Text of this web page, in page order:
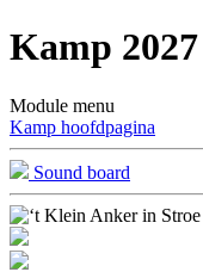
Kamp 2027
Module menu
Kamp hoofdpagina
Sound board